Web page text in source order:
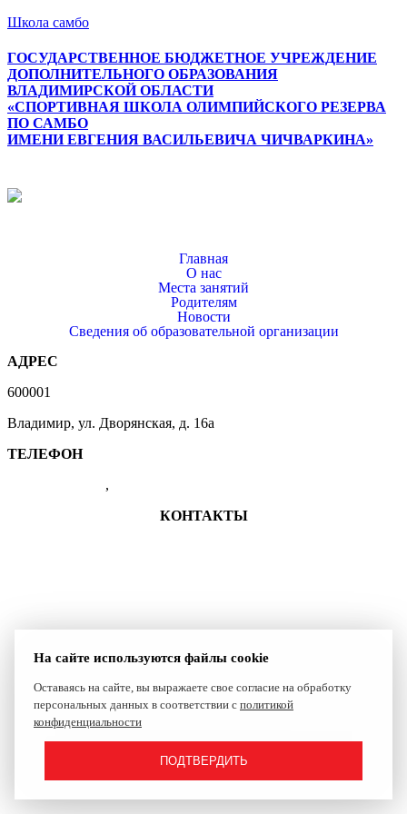
Школа самбо
ГОСУДАРСТВЕННОЕ БЮДЖЕТНОЕ УЧРЕЖДЕНИЕ
ДОПОЛНИТЕЛЬНОГО ОБРАЗОВАНИЯ
ВЛАДИМИРСКОЙ ОБЛАСТИ
«СПОРТИВНАЯ ШКОЛА ОЛИМПИЙСКОГО РЕЗЕРВА
ПО САМБО
ИМЕНИ ЕВГЕНИЯ ВАСИЛЬЕВИЧА ЧИЧВАРКИНА»
Главная
О нас
Места занятий
Родителям
Новости
Сведения об образовательной организации
АДРЕС
600001
Владимир, ул. Дворянская, д. 16а
ТЕЛЕФОН
,
КОНТАКТЫ
Сайт создан компанией Reset
На сайте используются файлы cookie
Оставаясь на сайте, вы выражаете свое согласие на обработку
персональных данных в соответствии с политикой
конфиденциальности
ПОДТВЕРДИТЬ